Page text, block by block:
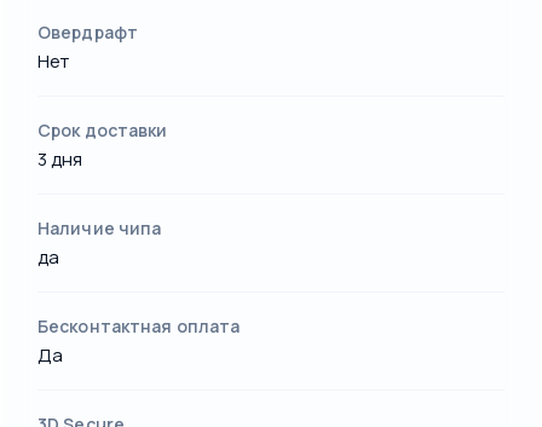
Овердрафт
Нет
Срок доставки
3 дня
Наличие чипа
да
Бесконтактная оплата
Да